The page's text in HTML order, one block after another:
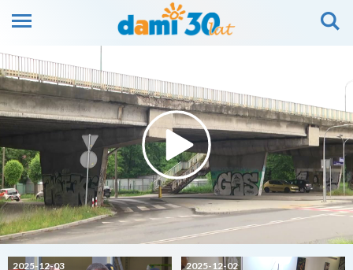
2025-12-03 2025-12-02